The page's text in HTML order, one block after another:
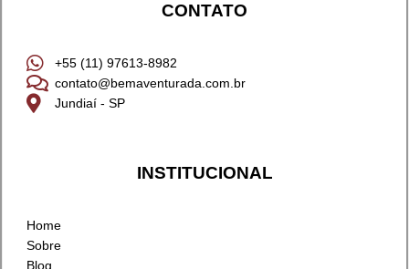
CONTATO
+55 (11) 97613-8982
contato@bemaventurada.com.br
Jundiaí - SP
INSTITUCIONAL
Home
Sobre
Blog